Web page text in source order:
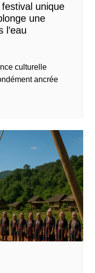
unique
une
l’eau
culturelle
ancrée